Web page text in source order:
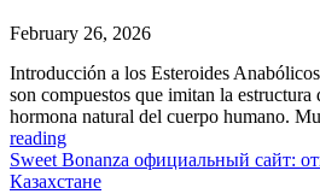
February 26, 2026
Introducción a los Esteroides
son compuestos que imitan la estructura
hormona natural del cuerpo humano.
reading
Sweet Bonanza официальный сайт:
Казахстане